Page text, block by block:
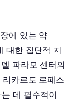
에 있는 약
대한 집단적 지
파라모 센터의
카르도 로페스
데 필수적이